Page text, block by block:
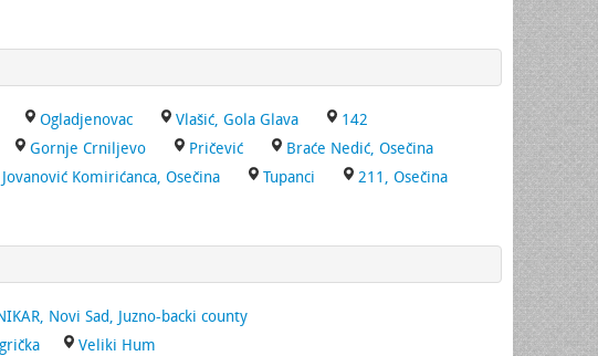
Ogladjenovac Vlašić, Gola Glava
142
Gornje Crniljevo Pričević
Braće Nedić, Osečina
Komirićanca, Osečina Tupanci
211, Osečina
Novi Sad, Juzno-backi county
Veliki Hum